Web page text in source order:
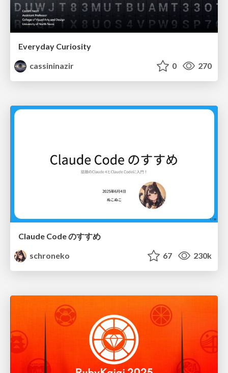
Everyday Curiosity
cassininazir
0 270
Claude Code のすすめ
schroneko
67 230k